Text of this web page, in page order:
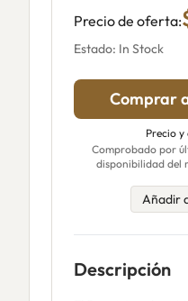
Precio de oferta:
Estado: In Stock
Comprar
Precio
Comprobado por
disponibilidad del
Añadir
Descripción